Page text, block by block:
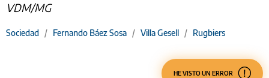
VDM/MG
Sociedad / Fernando Báez Sosa / Villa Gesell / Rugbiers
HE VISTO UN ERROR